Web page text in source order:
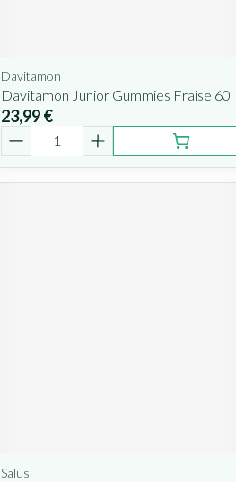
Davitamon
Davitamon Junior Gummies Fraise 60
23,99 €
Quantité
Salus